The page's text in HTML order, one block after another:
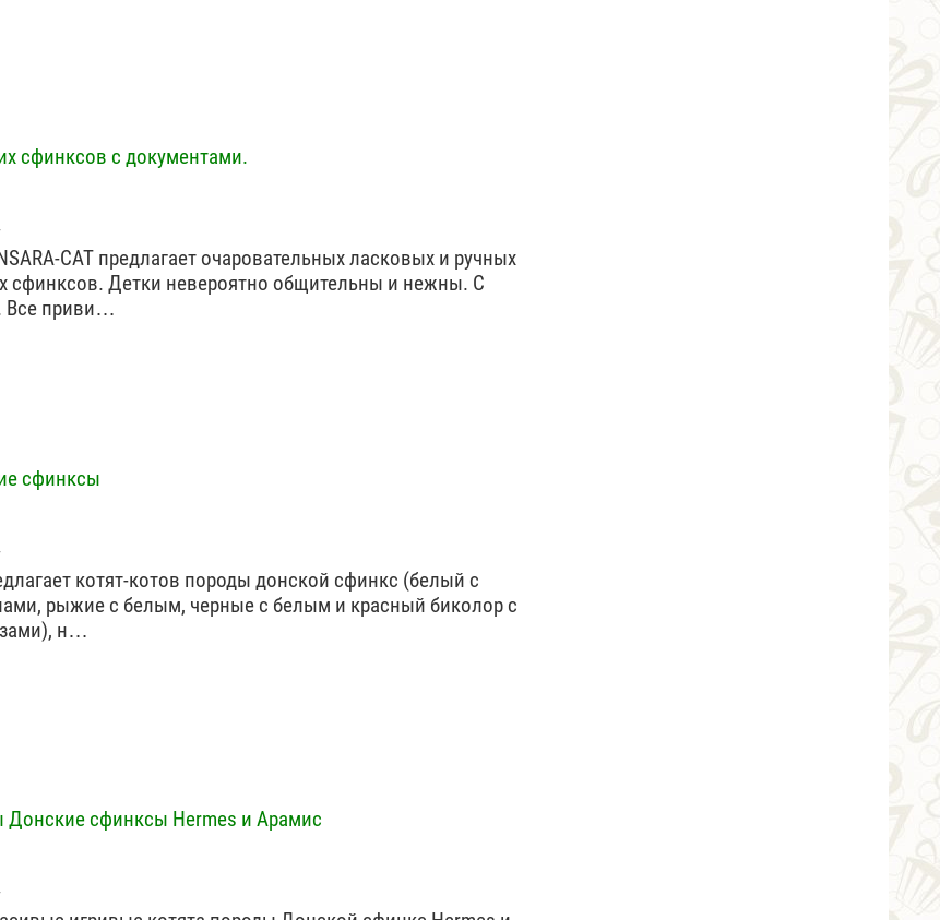
сфинксов с документами.
CAT предлагает очаровательных ласковых и ручных
сфинксов. Детки невероятно общительны и нежны. С
Все приви…
сфинксы
котят-котов породы донской сфинкс (белый с
рыжие с белым, черные с белым и красный биколор с
н…
Донские сфинксы Hermes и Арамис